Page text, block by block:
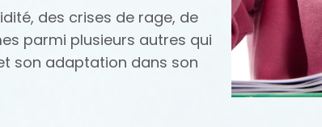
des crises de rage, de
parmi plusieurs autres qui
son adaptation dans son